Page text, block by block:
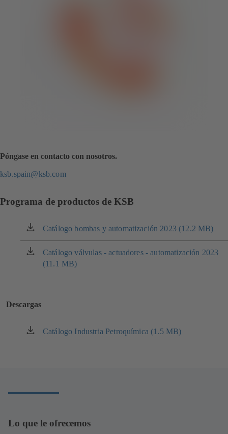
Póngase en contacto con nosotros.
ksb.spain@ksb.com
Programa de productos de KSB
Catálogo bombas y automatización 2023 (12.2 MB)
(se
abre
en
una
Catálogo válvulas - actuadores - automatización 2023
(11.1 MB)
(se
abre
Descargas
Catálogo Industria Petroquímica (1.5 MB)
(se
Lo que le ofrecemos